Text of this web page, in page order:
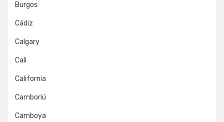
Burgos
Cádiz
Calgary
Cali
California
Camboriú
Camboya